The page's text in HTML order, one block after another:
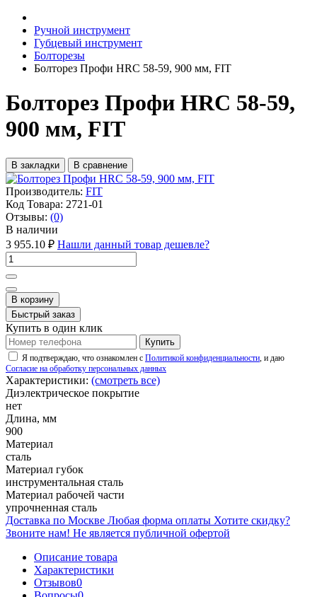
Ручной инструмент
Губцевый инструмент
Болторезы
Болторез Профи HRC 58-59, 900 мм, FIT
Болторез Профи HRC 58-59,
900 мм, FIT
В закладки В сравнение
Производитель: FIT
Код Товара: 2721-01
Отзывы: (0)
В наличии
3 955.10 ₽ Нашли данный товар дешевле?
В корзину
Быстрый заказ
Купить в один клик
Купить
Я подтверждаю, что ознакомлен с Политикой конфиденциальности, и даю
Согласие на обработку персональных данных
Характеристики: (смотреть все)
Диэлектрическое покрытие
нет
Длина, мм
900
Материал
сталь
Материал губок
инструментальная сталь
Материал рабочей части
упрочненная сталь
Доставка по Москве Любая форма оплаты Хотите скидку?
Звоните нам! Не является публичной офертой
Описание товара
Характеристики
Отзывов0